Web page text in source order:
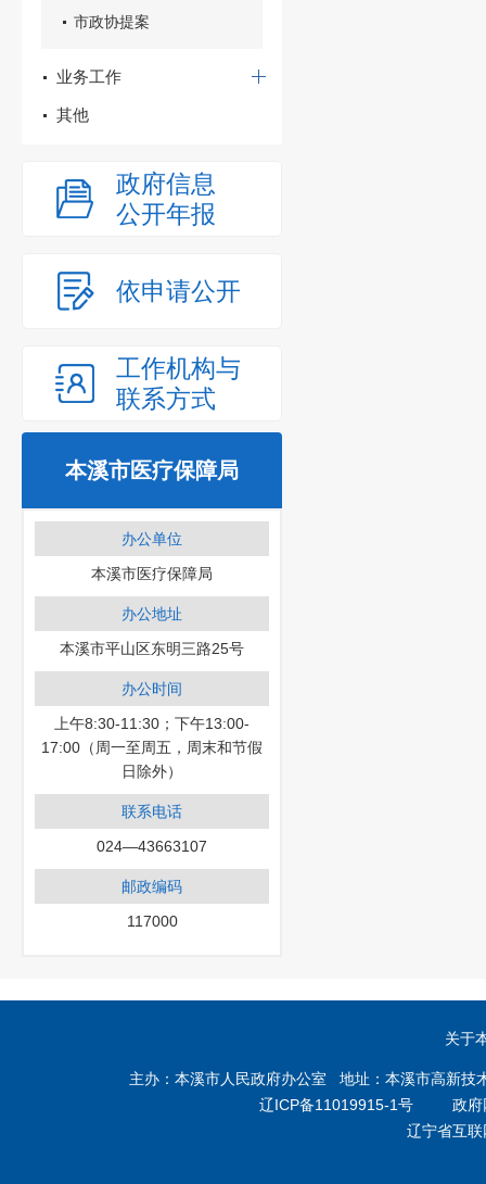
市政协提案
业务工作
其他
政府信息
公开年报
依申请公开
工作机构与
联系方式
本溪市医疗保障局
办公单位
本溪市医疗保障局
办公地址
本溪市平山区东明三路25号
办公时间
上午8:30-11:30；下午13:00-
17:00（周一至周五，周末和节假
日除外）
联系电话
024—43663107
邮政编码
117000
关于
主办：本溪市人民政府办公室 地址：本溪市高新
辽ICP备11019915-1号 政府
辽宁省互